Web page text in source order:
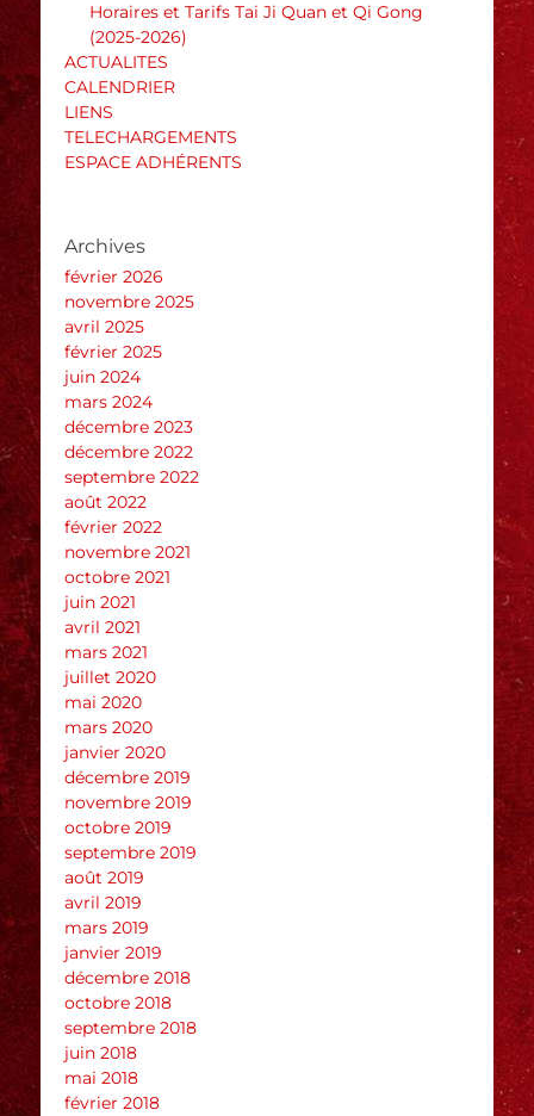
Horaires et Tarifs Tai Ji Quan et Qi Gong
(2025-2026)
ACTUALITES
CALENDRIER
LIENS
TELECHARGEMENTS
ESPACE ADHÉRENTS
Archives
février 2026
novembre 2025
avril 2025
février 2025
juin 2024
mars 2024
décembre 2023
décembre 2022
septembre 2022
août 2022
février 2022
novembre 2021
octobre 2021
juin 2021
avril 2021
mars 2021
juillet 2020
mai 2020
mars 2020
janvier 2020
décembre 2019
novembre 2019
octobre 2019
septembre 2019
août 2019
avril 2019
mars 2019
janvier 2019
décembre 2018
octobre 2018
septembre 2018
juin 2018
mai 2018
février 2018